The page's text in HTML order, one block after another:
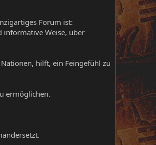
Forum ist:
informative Weise, über
hilft, ein Feingefühl zu
ermöglichen.